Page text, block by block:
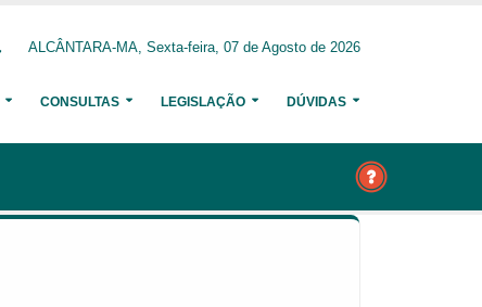
ALCÂNTARA-MA, Sexta-feira, 07 de Agosto de 2026
CONSULTAS LEGISLAÇÃO DÚVIDAS